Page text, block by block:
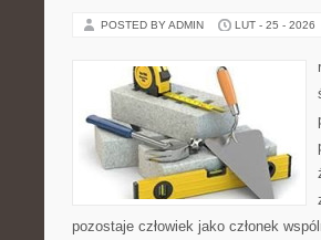
POSTED BY ADMIN LUT - 25 - 2026
pozostaje człowiek jako członek